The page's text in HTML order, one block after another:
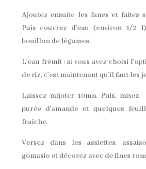
Ajoutez ensuite les fanes et faites
Puis couvrez d’eau (environ 1/2
bouillon de légumes.
L’eau frémit : si vous avez choisi
de riz, c’est maintenant qu’il faut les
Laissez mijoter 10mn. Puis,
purée d’amande et quelques
fraîche.
Versez dans les assiettes,
gomasio et décorez avec de fines